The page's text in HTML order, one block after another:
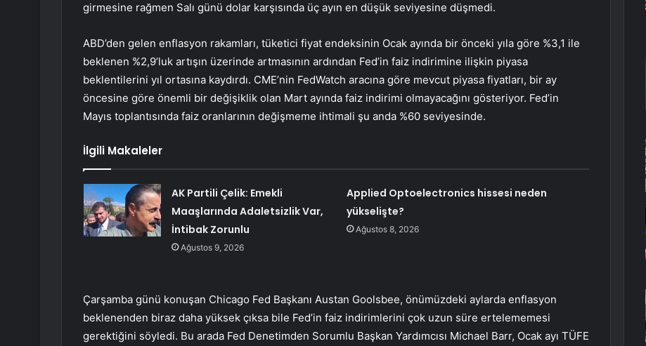
girmesine rağmen Salı günü dolar karşısında üç ayın en düşük seviyesine düşmedi.
ABD’den gelen enflasyon rakamları, tüketici fiyat endeksinin Ocak ayında bir önceki yıla göre %3,1 ile
beklenen %2,9’luk artışın üzerinde artmasının ardından Fed’in faiz indirimine ilişkin piyasa
beklentilerini yıl ortasına kaydırdı. CME’nin FedWatch aracına göre mevcut piyasa fiyatları, bir ay
öncesine göre önemli bir değişiklik olan Mart ayında faiz indirimi olmayacağını gösteriyor. Fed’in
Mayıs toplantısında faiz oranlarının değişmeme ihtimali şu anda %60 seviyesinde.
İlgili Makaleler
AK Partili Çelik: Emekli
Maaşlarında Adaletsizlik Var,
İntibak Zorunlu
Ağustos 9, 2026
Applied Optoelectronics hissesi neden
yükselişte?
Ağustos 8, 2026
Çarşamba günü konuşan Chicago Fed Başkanı Austan Goolsbee, önümüzdeki aylarda enflasyon
beklenenden biraz daha yüksek çıksa bile Fed’in faiz indirimlerini çok uzun süre ertelememesi
gerektiğini söyledi. Bu arada Fed Denetimden Sorumlu Başkan Yardımcısı Michael Barr, Ocak ayı TÜFE